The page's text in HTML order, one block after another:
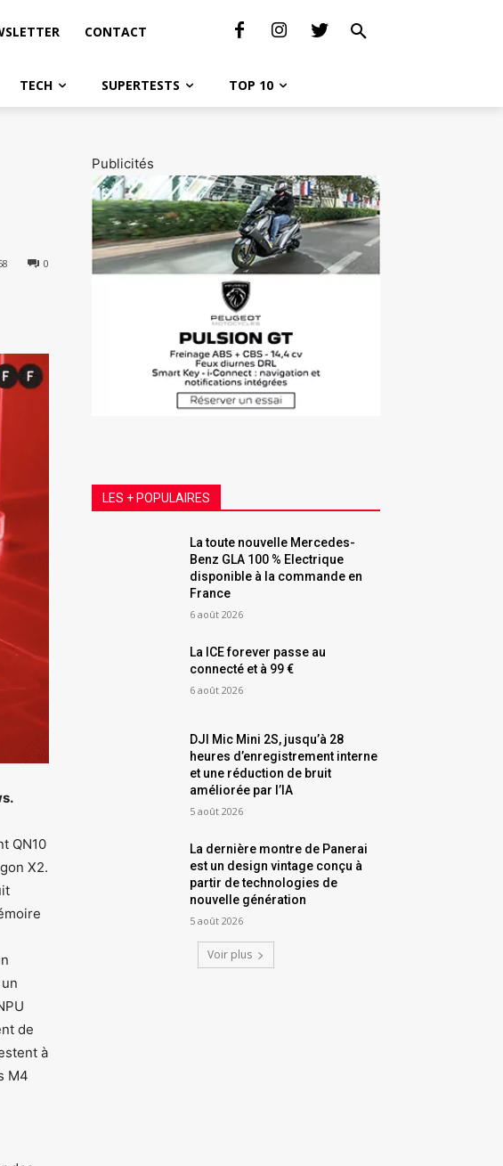
CONTACT
TECH SUPERTESTS TOP 10
0
QN10
X2.
de
à
M4
Publicités
LES + POPULAIRES
La toute nouvelle Mercedes-
Benz GLA 100 % Electrique
disponible à la commande en
France
6 août 2026
La ICE forever passe au
connecté et à 99 €
6 août 2026
DJI Mic Mini 2S, jusqu’à 28
heures d’enregistrement interne
et une réduction de bruit
améliorée par l’IA
5 août 2026
La dernière montre de Panerai
est un design vintage conçu à
partir de technologies de
nouvelle génération
5 août 2026
Voir plus